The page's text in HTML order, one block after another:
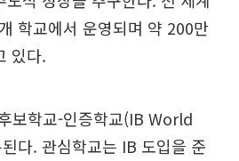
학교에서 운영되며 약 200만
있다.
보학교-인증학교(IB World
다. 관심학교는 IB 도입을 준